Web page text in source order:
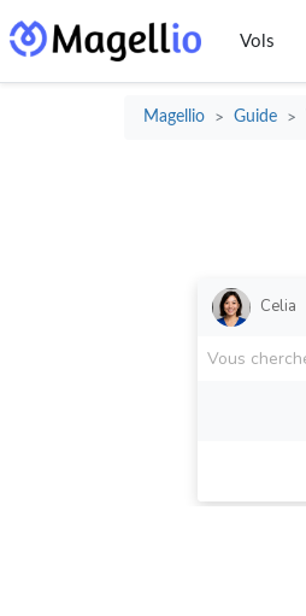
Vols
Magellio > Guide >
Celia